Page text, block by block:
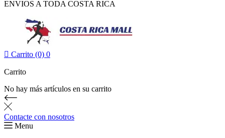
ENVIOS A TODA COSTA RICA
 Carrito (0) 0
Carrito
No hay más artículos en su carrito
Contacte con nosotros
Menu